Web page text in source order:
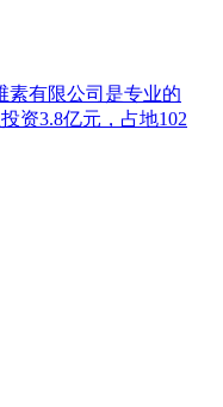
素有限公司是专业的
资3.8亿元，占地102